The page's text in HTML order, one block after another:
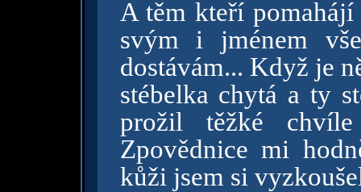
A těm kteří
svým i jménem
dostávám... Když je
stébelka chytá a ty
prožil těžké
Zpovědnice mi
kůži jsem si